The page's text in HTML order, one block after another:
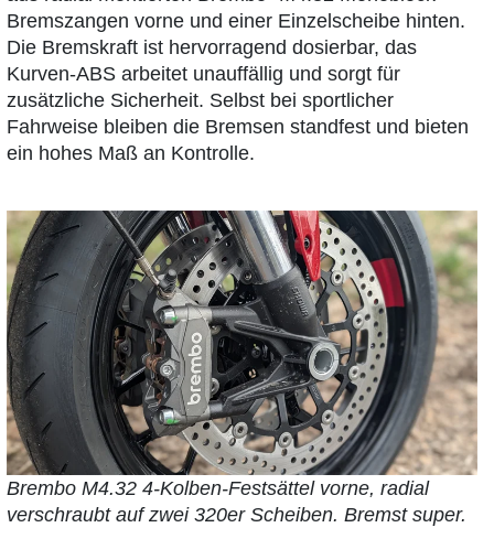
Bremszangen vorne und einer Einzelscheibe hinten.
Die Bremskraft ist hervorragend dosierbar, das
Kurven-ABS arbeitet unauffällig und sorgt für
zusätzliche Sicherheit. Selbst bei sportlicher
Fahrweise bleiben die Bremsen standfest und bieten
ein hohes Maß an Kontrolle.
Brembo M4.32 4-Kolben-Festsättel vorne, radial
verschraubt auf zwei 320er Scheiben. Bremst super.